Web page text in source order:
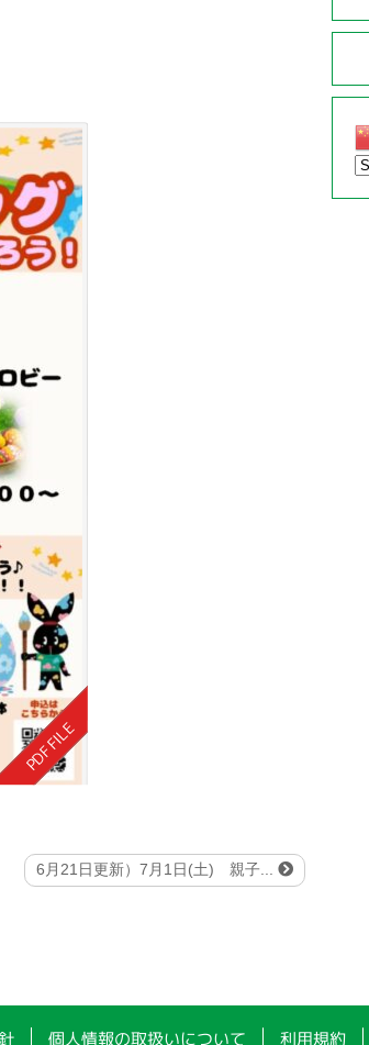
6月21日更新）7月1日(土) 親子...
個人情報の取扱いについて 利用規約